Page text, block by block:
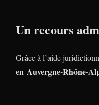
Un recours
Grâce à l’aide
en Auvergne-Rhône-